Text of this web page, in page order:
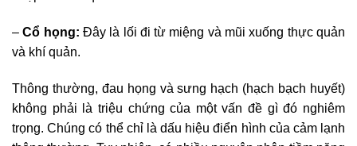
–Cổ họng: Đây là lối đi từ miệng và mũi xuống thực quản
và khí quản.
Thông thường, đau họng và sưng hạch (hạch bạch huyết)
không phải là triệu chứng của một vấn đề gì đó nghiêm
trọng. Chúng có thể chỉ là dấu hiệu điển hình của cảm lạnh